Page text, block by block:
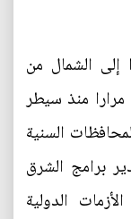
190 كيلومترا إلى الشمال من
مرارا منذ سيطر
السنية
برامج الشرق
الدولية